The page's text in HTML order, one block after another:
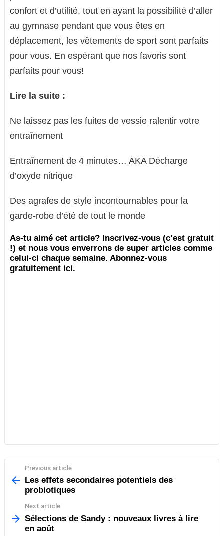
confort et d’utilité, tout en ayant la possibilité d’aller
au gymnase pendant que vous êtes en
déplacement, les vêtements de sport sont parfaits
pour vous. En espérant que nos favoris sont
parfaits pour vous!
Lire la suite :
Ne laissez pas les fuites de vessie ralentir votre
entraînement
Entraînement de 4 minutes… AKA Décharge
d’oxyde nitrique
Des agrafes de style incontournables pour la
garde-robe d’été de tout le monde
As-tu aimé cet article? Inscrivez-vous (c’est gratuit
!) et nous vous enverrons de super articles comme
celui-ci chaque semaine. Abonnez-vous
gratuitement ici.
more
Previous article
Les effets secondaires potentiels des
probiotiques
Next article
Sélections de Sandy : nouveaux livres à lire
en août